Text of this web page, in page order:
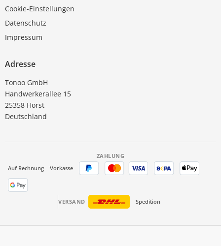
Cookie-Einstellungen
Datenschutz
Impressum
Adresse
Tonoo GmbH
Handwerkerallee 15
25358 Horst
Deutschland
ZAHLUNG
Auf Rechnung
Vorkasse
VERSAND Spedition